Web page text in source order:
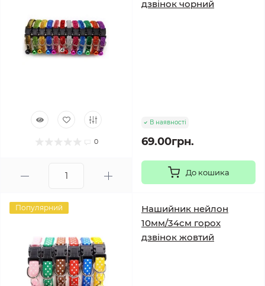
0
дзвінок чорний
В наявності
69.00грн.
До кошика
Популярний
Нашийник нейлон
10мм/34см горох
дзвінок жовтий